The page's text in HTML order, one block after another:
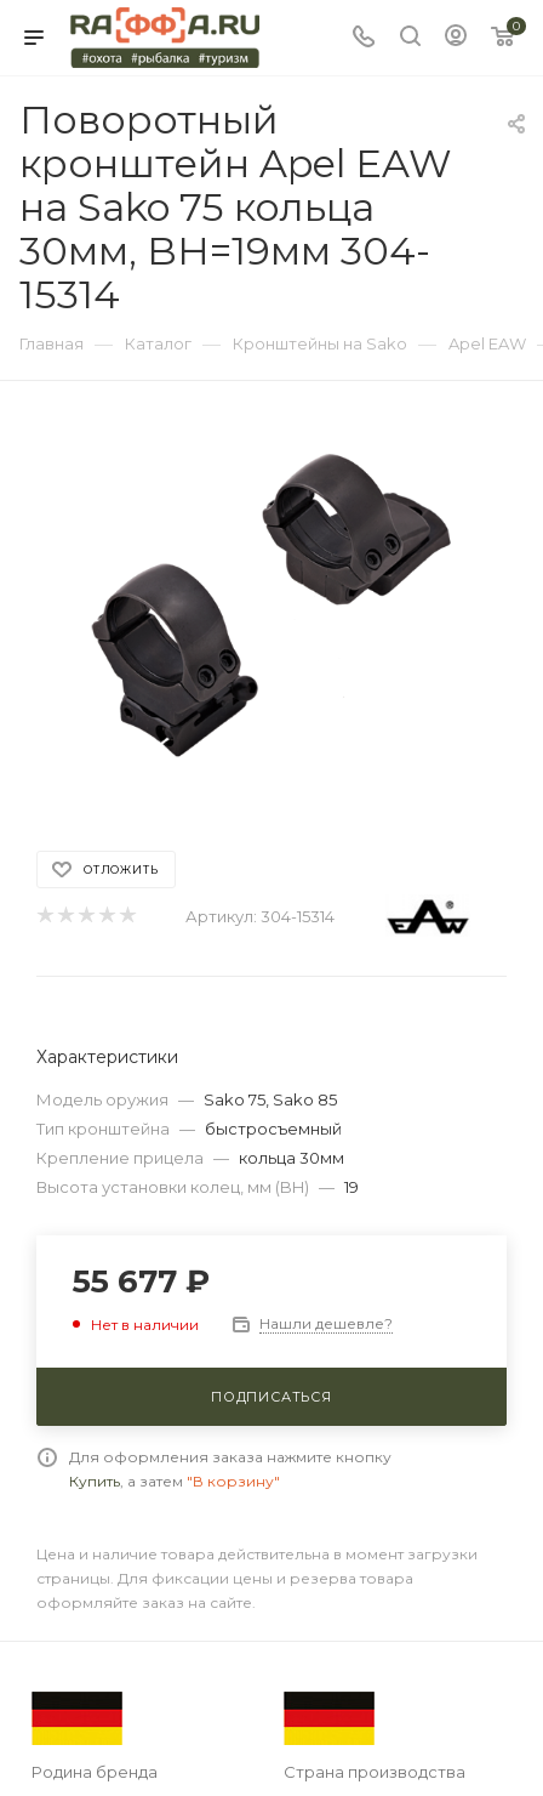
0
Поворотный
кронштейн Apel EAW
на Sako 75 кольца
30мм, BH=19мм 304-
15314
Главная — Каталог — Кронштейны на Sako — Apel EAW
ОТЛОЖИТЬ
Артикул: 304-15314
Характеристики
Модель оружия — Sako 75, Sako 85
Тип кронштейна — быстросъемный
Крепление прицела — кольца 30мм
Высота установки колец, мм (BH) — 19
55 677 ₽
Нет в наличии Нашли дешевле?
ПОДПИСАТЬСЯ
Для оформления заказа нажмите кнопку
Купить, а затем "В корзину"
Цена и наличие товара действительна в момент загрузки
страницы. Для фиксации цены и резерва товара
оформляйте заказ на сайте.
Родина бренда
Страна производства